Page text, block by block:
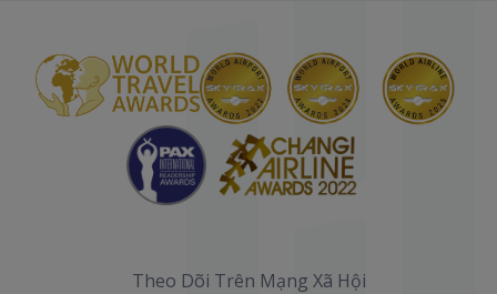
Theo Dõi Trên Mạng Xã Hội